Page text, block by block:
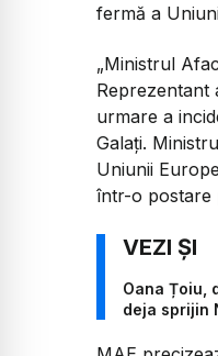
fermă a
„Ministrul
Reprezentant
urmare a
Galați.
Uniunii
într-o postare
Oana Țoiu,
deja sprijin